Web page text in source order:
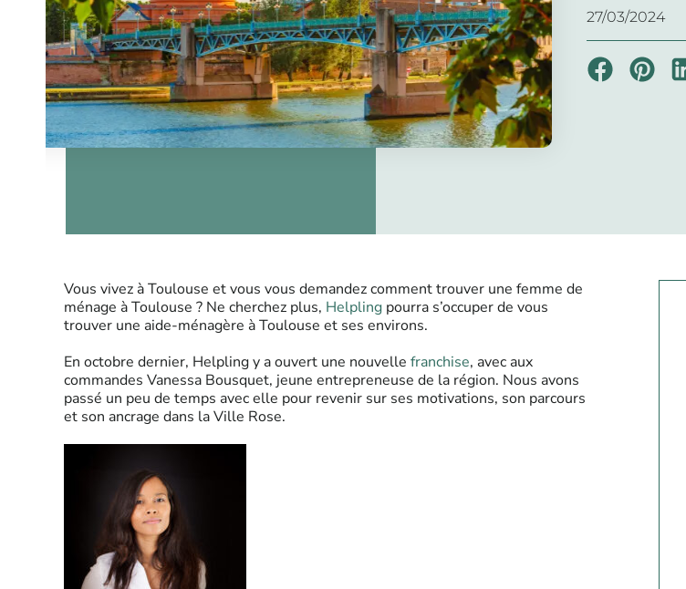
27/03/2024
Vous vivez à Toulouse et vous vous demandez comment trouver une femme de
ménage à Toulouse ? Ne cherchez plus, Helpling pourra s’occuper de vous
trouver une aide-ménagère à Toulouse et ses environs.
En octobre dernier, Helpling y a ouvert une nouvelle franchise, avec aux
commandes Vanessa Bousquet, jeune entrepreneuse de la région. Nous avons
passé un peu de temps avec elle pour revenir sur ses motivations, son parcours
et son ancrage dans la Ville Rose.